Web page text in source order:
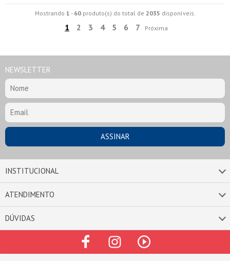
Mostrando 1 - 60produto(s) do total de 2035 disponíveis.
1 2 3 4 5 6 7 Próxima
NEWSLETTER
INSTITUCIONAL
ATENDIMENTO
DÚVIDAS